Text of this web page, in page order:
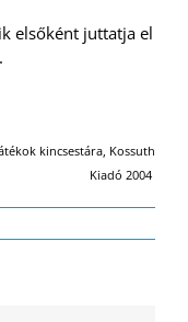
elsőként juttatja el
kincsestára, Kossuth
Kiadó 2004